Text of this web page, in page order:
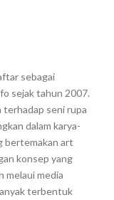
sebagai
sejak tahun 2007.
terhadap seni rupa
dalam karya-
bertemakan art
konsep yang
melaui media
terbentuk